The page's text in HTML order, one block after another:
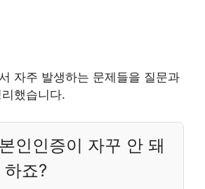
자주 발생하는 문제들을 질문과
했습니다.
인인증이 자꾸 안 돼
하죠?